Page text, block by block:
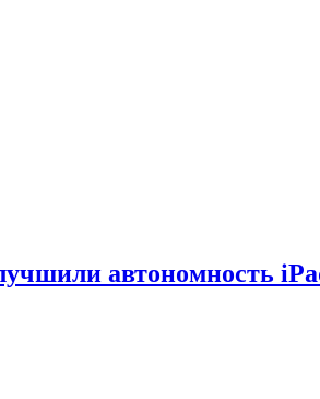
автономность